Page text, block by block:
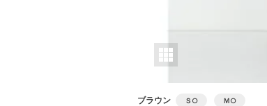
ブラウン Ｓ○ Ｍ○